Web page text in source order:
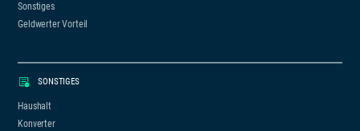
Sonstiges
Geldwerter Vorteil
SONSTIGES
Haushalt
Konverter